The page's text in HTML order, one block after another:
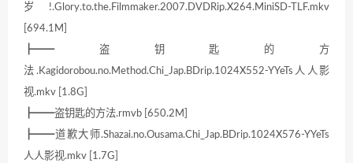
岁!.Glory.to.the.Filmmaker.2007.DVDRip.X264.MiniSD-TLF.mkv
[694.1M]
┣━━盗钥匙的方
法.Kagidorobou.no.Method.Chi_Jap.BDrip.1024X552-YYeTs人人影
视.mkv [1.8G]
┣━━盗钥匙的方法.rmvb [650.2M]
┣━━道歉大师.Shazai.no.Ousama.Chi_Jap.BDrip.1024X576-YYeTs
人人影视.mkv [1.7G]